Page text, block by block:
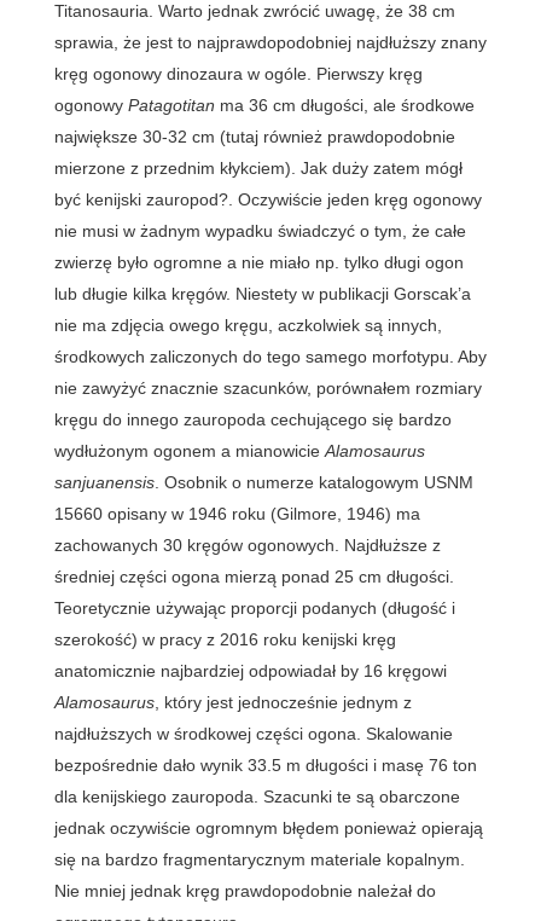
Titanosauria. Warto jednak zwrócić uwagę, że 38 cm
sprawia, że jest to najprawdopodobniej najdłuższy znany
kręg ogonowy dinozaura w ogóle. Pierwszy kręg
ogonowy Patagotitan ma 36 cm długości, ale środkowe
największe 30-32 cm (tutaj również prawdopodobnie
mierzone z przednim kłykciem). Jak duży zatem mógł
być kenijski zauropod?. Oczywiście jeden kręg ogonowy
nie musi w żadnym wypadku świadczyć o tym, że całe
zwierzę było ogromne a nie miało np. tylko długi ogon
lub długie kilka kręgów. Niestety w publikacji Gorscak’a
nie ma zdjęcia owego kręgu, aczkolwiek są innych,
środkowych zaliczonych do tego samego morfotypu. Aby
nie zawyżyć znacznie szacunków, porównałem rozmiary
kręgu do innego zauropoda cechującego się bardzo
wydłużonym ogonem a mianowicieAlamosaurus
sanjuanensis. Osobnik o numerze katalogowym USNM
15660 opisany w 1946 roku (Gilmore, 1946) ma
zachowanych 30 kręgów ogonowych. Najdłuższe z
średniej części ogona mierzą ponad 25 cm długości.
Teoretycznie używając proporcji podanych (długość i
szerokość) w pracy z 2016 roku kenijski kręg
anatomicznie najbardziej odpowiadał by 16 kręgowi
Alamosaurus, który jest jednocześnie jednym z
najdłuższych w środkowej części ogona. Skalowanie
bezpośrednie dało wynik 33.5 m długości i masę 76 ton
dla kenijskiego zauropoda. Szacunki te są obarczone
jednak oczywiście ogromnym błędem ponieważ opierają
się na bardzo fragmentarycznym materiale kopalnym.
Nie mniej jednak kręg prawdopodobnie należał do